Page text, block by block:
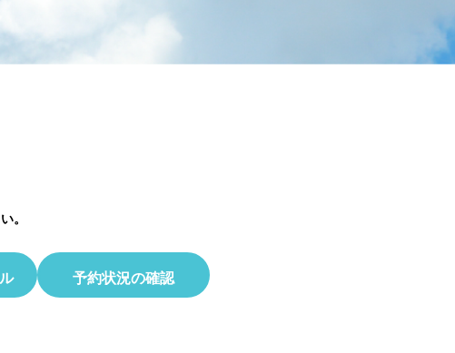
らせ 8月22日(土)開催☆夏の星空観察会
然観察会
がとうございました
。
予約状況の確認